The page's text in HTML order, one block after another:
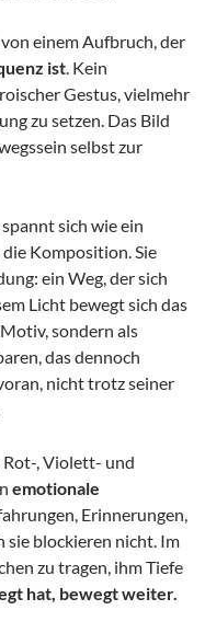
einem Aufbruch, der
ist . Kein
Gestus, vielmehr
zu setzen. Das Bild
selbst zur
sich wie ein
Komposition. Sie
ein Weg, der sich
Licht bewegt sich das
sondern als
das dennoch
nicht trotz seiner
, Violett- und
emotionale
Erinnerungen,
blockieren nicht. Im
zu tragen, ihm Tiefe
hat, bewegt weiter.